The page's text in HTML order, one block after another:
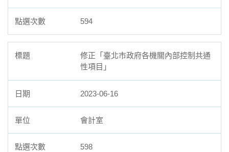
594
修正「臺北市政府各機關內部控制共通
性項目」
2023-06-16
會計室
598